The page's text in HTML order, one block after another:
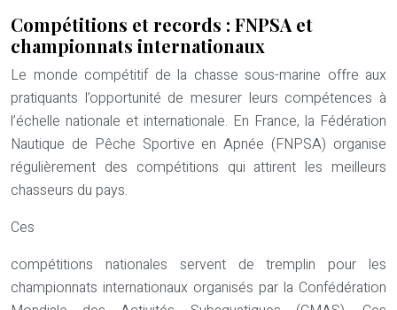
Compétitions et records : FNPSA et
championnats internationaux
Le monde compétitif de la chasse sous-marine offre aux
pratiquants l’opportunité de mesurer leurs compétences à
l’échelle nationale et internationale. En France, la Fédération
Nautique de Pêche Sportive en Apnée (FNPSA) organise
régulièrement des compétitions qui attirent les meilleurs
chasseurs du pays.
Ces
compétitions nationales servent de tremplin pour les
championnats internationaux organisés par la Confédération